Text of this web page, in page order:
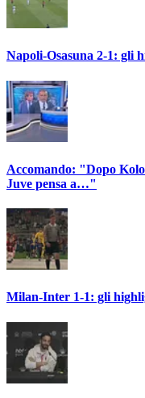
Napoli-Osasuna 2-1: gli
Accomando: "Dopo
Juve pensa a…"
Milan-Inter 1-1: gli